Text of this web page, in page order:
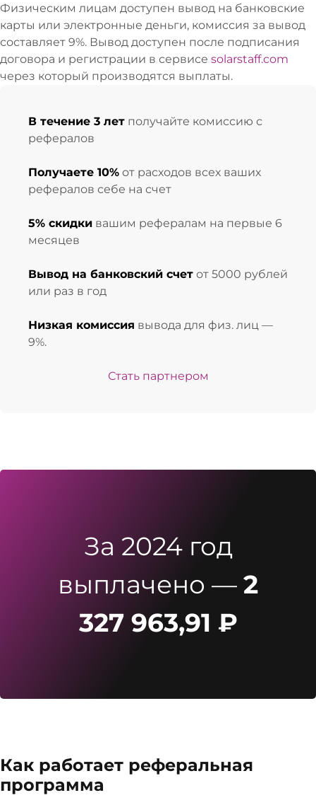
Физическим лицам доступен вывод на банковские
карты или электронные деньги, комиссия за вывод
составляет 9%. Вывод доступен после подписания
договора и регистрации в сервисе solarstaff.com
через который производятся выплаты.
В течение 3 лет получайте комиссию с
рефералов
Получаете 10% от расходов всех ваших
рефералов себе на счет
5% скидки вашим рефералам на первые 6
месяцев
Вывод на банковский счет от 5000 рублей
или раз в год
Низкая комиссия вывода для физ. лиц —
9%.
Стать партнером
За 2024 год
выплачено — 2
327 963,91 ₽
Как работает реферальная
программа